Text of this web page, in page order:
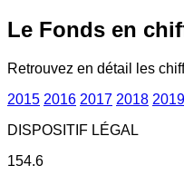
Le Fonds en
Retrouvez en détail les
2015 2016 2017 2018 2019
DISPOSITIF LÉGAL
154.6